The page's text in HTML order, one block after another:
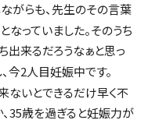
ながらも、先生のその言葉
なっていました。そのうち
出来るだろうなぁと思っ
今2人目妊娠中です。
いとできるだけ早く不
35歳を過ぎると妊娠力が